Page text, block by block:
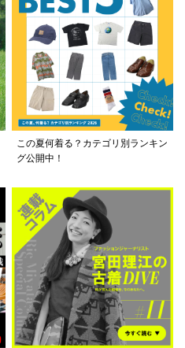
この夏何着る？カテゴリ別ランキン
グ公開中！